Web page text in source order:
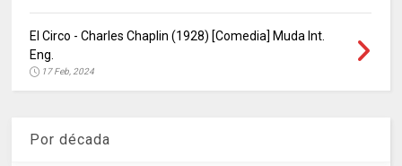
El Circo - Charles Chaplin (1928) [Comedia] Muda Int.
Eng.
17 Feb, 2024
Por década